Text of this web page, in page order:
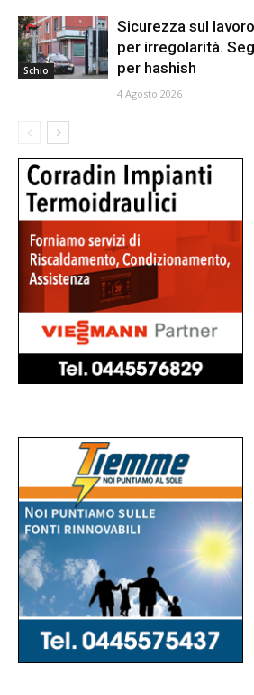
Schio
Sicurezza sul
per irregolarità.
per hashish
4 Agosto 2026